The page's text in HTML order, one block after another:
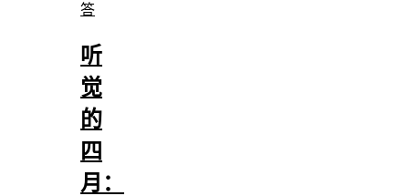
答
听
觉
的
四
月：